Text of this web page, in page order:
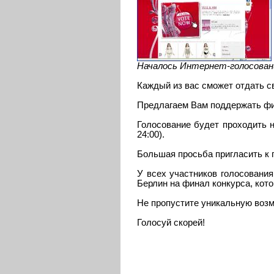
Началось Интернет-
Каждый из вас сможет отдать
Предлагаем Вам поддержать
Голосование будет проходить
24:00).
Большая просьба пригласить
У всех участников
Берлин на финал конкурса,
Не пропустите уникальную
Голосуй скорей!